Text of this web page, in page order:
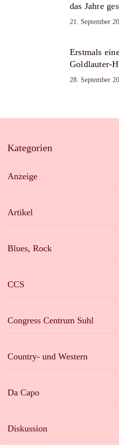
das Jahre
21. September
Erstmals
Goldlauter-
28. September
Kategorien
Anzeige
Artikel
Blues, Rock
CCS
Congress Centrum Suhl
Country- und Western
Da Capo
Diskussion